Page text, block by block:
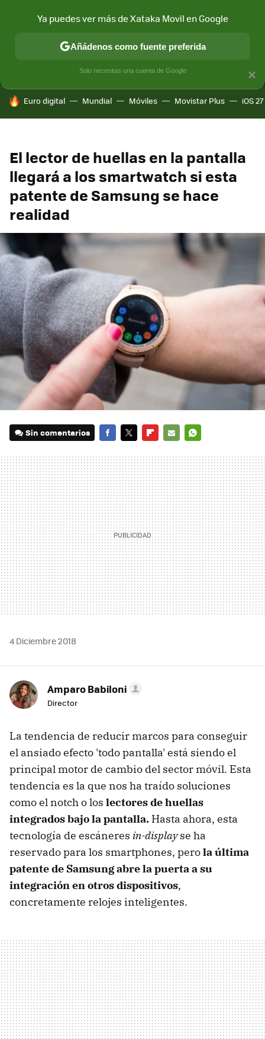
MÓVIL Y SOCIEDAD APLICACIONES
HOY SE HABLA DE
Euro digital Mundial Móviles Movistar Plus iOS 27
El lector de huellas en la pantalla
llegará a los smartwatch si esta
patente de Samsung se hace
realidad
Sin comentarios
MAIL
4 Diciembre 2018
Amparo Babiloni
Director
La tendencia de reducir marcos para conseguir
el ansiado efecto 'todo pantalla' está siendo el
principal motor de cambio del sector móvil. Esta
tendencia es la que nos ha traído soluciones
como el notch o los lectores de huellas
integrados bajo la pantalla. Hasta ahora, esta
tecnología de escáneres in-displayse ha
reservado para los smartphones, perola última
patente de Samsung abre la puerta a su
integración en otros dispositivos,
concretamente relojes inteligentes.
×
Ya puedes ver más de Xataka Movil en Google
Añádenos como fuente preferida
Solo necesitas una cuenta de Google